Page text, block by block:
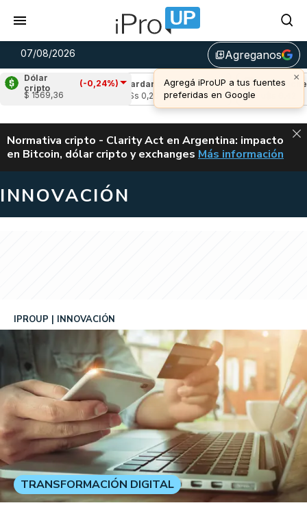
07/08/2026 library_addAgreganos
×
Agregá iProUP a tus fuentes
preferidas en Google
Dólar
cripto
(-0,24%)
$ 1569,36
(-1,04%)
Cardano (0,47%)
u$s 0,20
Avalanche
u$s 6,42
ALERTA
Normativa cripto - Clarity Act en Argentina: impacto
en Bitcoin, dólar cripto y exchanges CLARITY ACT EN
Más información
INNOVACIÓN
IPROUP INNOVACIÓN
TRANSFORMACIÓN DIGITAL